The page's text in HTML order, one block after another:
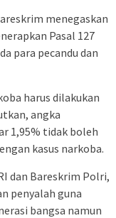
menegaskan
Pasal 127
para pecandu dan
harus dilakukan
angka
1,95% tidak boleh
kasus narkoba.
dan Bareskrim Polri,
penyalah guna
bangsa namun